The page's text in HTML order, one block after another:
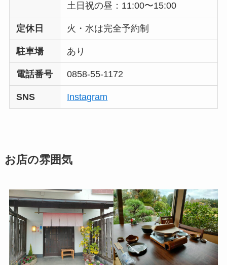
土日祝の昼：11:00〜15:00
定休日 火・水は完全予約制
駐車場 あり
電話番号 0858-55-1172
SNS Instagram
お店の雰囲気